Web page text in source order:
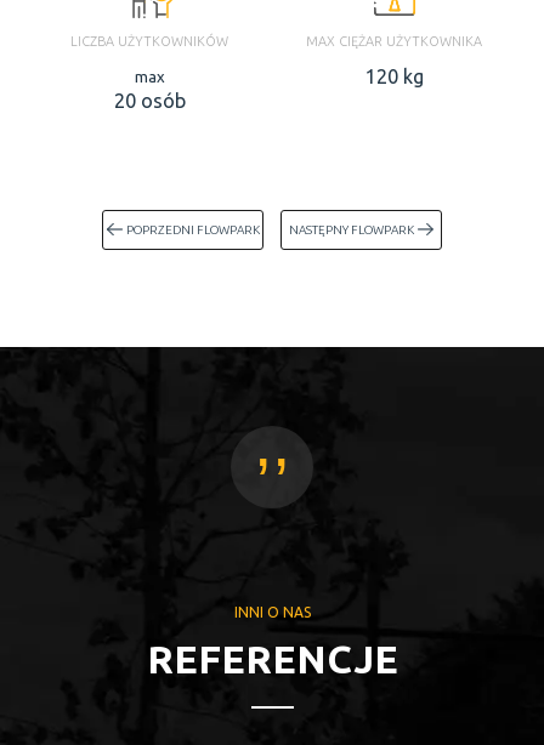
LICZBA UŻYTKOWNIKÓW
max
20 osób
MAX CIĘŻAR UŻYTKOWNIKA
120 kg
POPRZEDNI FLOWPARK NASTĘPNY FLOWPARK
INNI O NAS
REFERENCJE
,,